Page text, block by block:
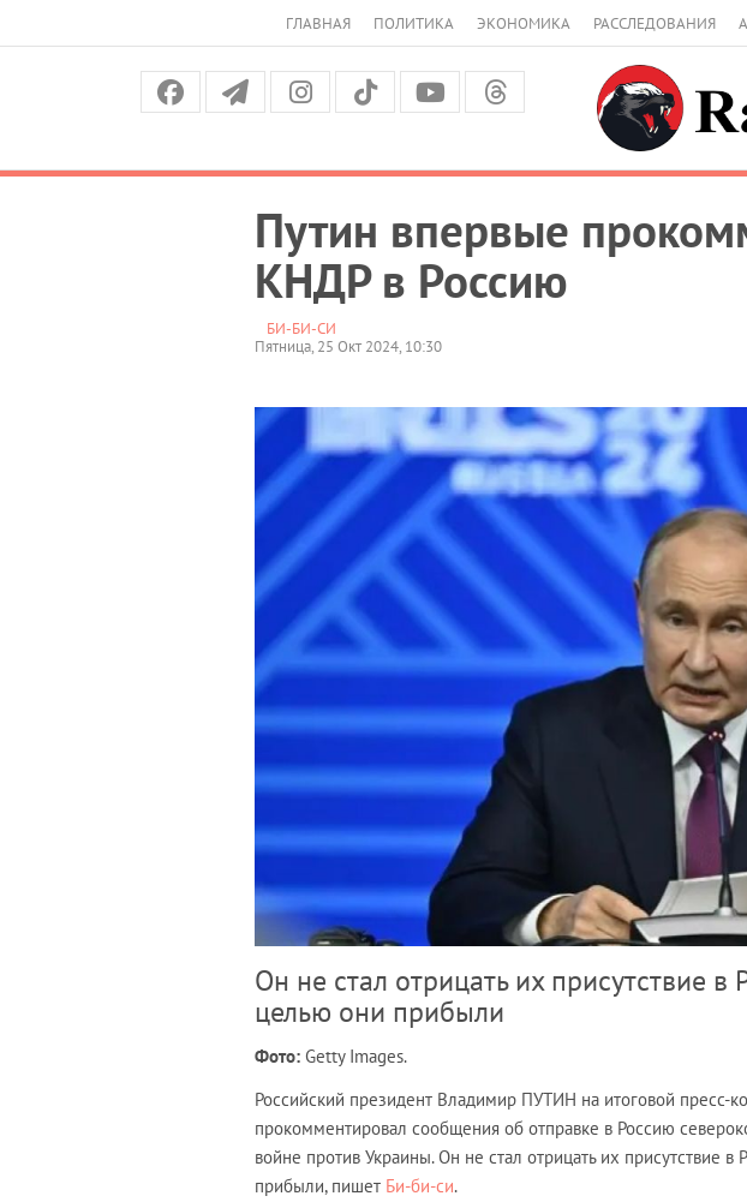
ГЛАВНАЯ ПОЛИТИКА ЭКОНОМИКА РАССЛЕДОВАНИЯ
Путин впервые
КНДР в Россию
БИ-БИ-СИ
Пятница, 25 Окт 2024, 10:30
Он не стал отрицать их присутствие в
целью они прибыли
Фото: Getty Images.
Российский президент Владимир ПУТИН на итоговой
прокомментировал сообщения об отправке в Россию
войне против Украины. Он не стал отрицать их присутствие
прибыли, пишет Би-би-си.